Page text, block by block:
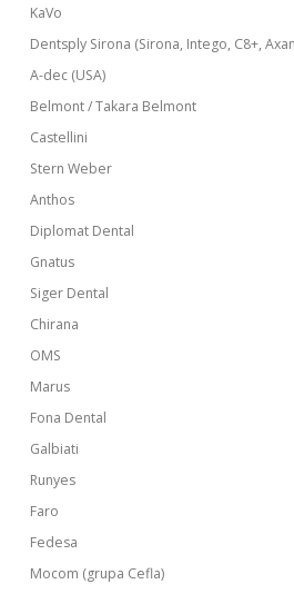
KaVo
Dentsply Sirona (Sirona, Intego, C8+,
A-dec (USA)
Belmont / Takara Belmont
Castellini
Stern Weber
Anthos
Diplomat Dental
Gnatus
Siger Dental
Chirana
OMS
Marus
Fona Dental
Galbiati
Runyes
Faro
Fedesa
Mocom (grupa Cefla)